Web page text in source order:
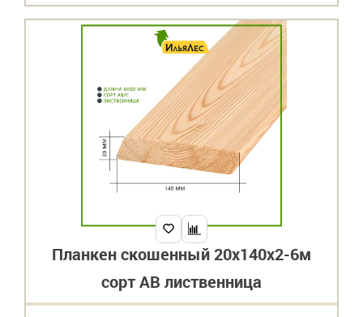
Планкен скошенный 20х140х2-6м
сорт АВ лиственница